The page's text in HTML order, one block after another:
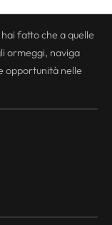
fatto che a quelle
ormeggi, naviga
opportunità nelle